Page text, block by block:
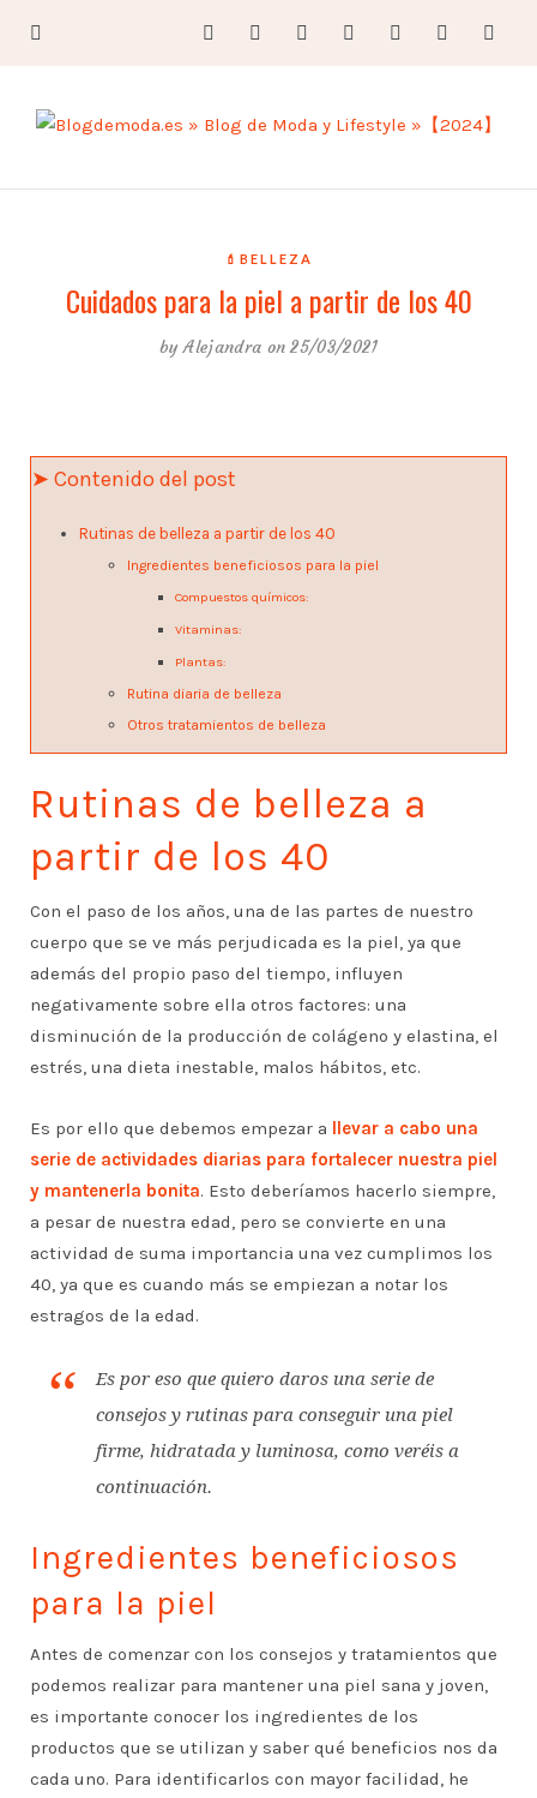
💄BELLEZA
Cuidados para la piel a partir de los 40
byAlejandra on 25/03/2021
➤ Contenido del post
Rutinas de belleza a partir de los 40
Ingredientes beneficiosos para la piel
Compuestos químicos:
Vitaminas:
Plantas:
Rutina diaria de belleza
Otros tratamientos de belleza
Rutinas de belleza a
partir de los 40
Con el paso de los años, una de las partes de nuestro
cuerpo que se ve más perjudicada es la piel, ya que
además del propio paso del tiempo, influyen
negativamente sobre ella otros factores: una
disminución de la producción de colágeno y elastina, el
estrés, una dieta inestable, malos hábitos, etc.
Es por ello que debemos empezar a
llevar a cabo una
serie de actividades diarias para fortalecer nuestra piel
y mantenerla bonita. Esto deberíamos hacerlo siempre,
a pesar de nuestra edad, pero se convierte en una
actividad de suma importancia una vez cumplimos los
40, ya que es cuando más se empiezan a notar los
estragos de la edad.
Es por eso que quiero daros una serie de
consejos y rutinas para conseguir una piel
firme, hidratada y luminosa, como veréis a
continuación.
Ingredientes beneficiosos
para la piel
Antes de comenzar con los consejos y tratamientos que
podemos realizar para mantener una piel sana y joven,
es importante conocer los ingredientes de los
productos que se utilizan y saber qué beneficios nos da
cada uno. Para identificarlos con mayor facilidad, he